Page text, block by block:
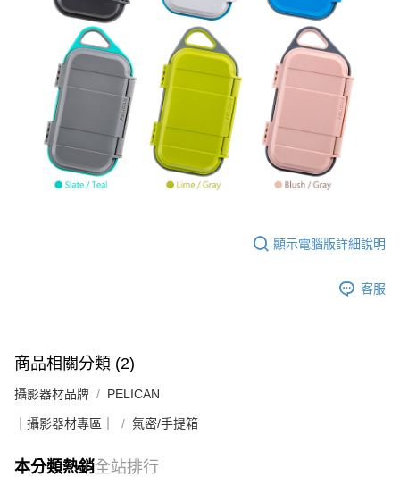
顯示電腦版詳細說明
客服
商品相關分類 (2)
攝影器材品牌 PELICAN
｜攝影器材專區｜ 氣密/手提箱
本分類熱銷全站排行